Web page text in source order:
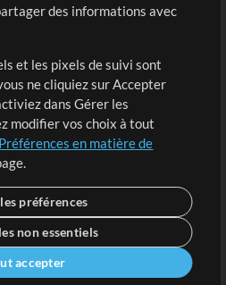
S'inscrire
des informations avec
et les pixels de suivi sont
ne cliquiez sur Accepter
dans Gérer les
modifier vos choix à tout
Préférences en matière de
préférences
non essentiels
accepter